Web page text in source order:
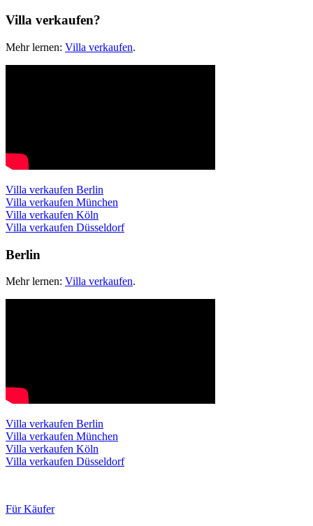
Villa verkaufen?
Mehr lernen: Villa verkaufen.
Villa verkaufen Berlin
Villa verkaufen München
Villa verkaufen Köln
Villa verkaufen Düsseldorf
Berlin
Mehr lernen: Villa verkaufen.
Villa verkaufen Berlin
Villa verkaufen München
Villa verkaufen Köln
Villa verkaufen Düsseldorf
Für Käufer